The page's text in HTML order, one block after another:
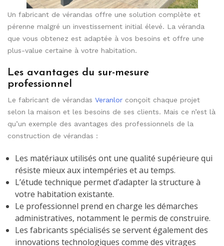
Un fabricant de vérandas offre une solution complète et
pérenne malgré un investissement initial élevé. La véranda
que vous obtenez est adaptée à vos besoins et offre une
plus-value certaine à votre habitation.
Les avantages du sur-mesure
professionnel
Le fabricant de vérandas Veranlor conçoit chaque projet
selon la maison et les besoins de ses clients. Mais ce n’est là
qu’un exemple des avantages des professionnels de la
construction de vérandas :
Les matériaux utilisés ont une qualité supérieure qui
résiste mieux aux intempéries et au temps.
L’étude technique permet d’adapter la structure à
votre habitation existante.
Le professionnel prend en charge les démarches
administratives, notamment le permis de construire.
Les fabricants spécialisés se servent également des
innovations technologiques comme des vitrages